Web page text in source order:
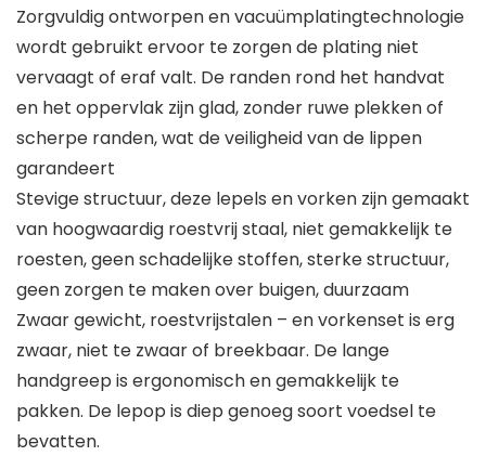
Zorgvuldig ontworpen en vacuümplatingtechnologie
wordt gebruikt ervoor te zorgen de plating niet
vervaagt of eraf valt. De randen rond het handvat
en het oppervlak zijn glad, zonder ruwe plekken of
scherpe randen, wat de veiligheid van de lippen
garandeert
Stevige structuur, deze lepels en vorken zijn gemaakt
van hoogwaardig roestvrij staal, niet gemakkelijk te
roesten, geen schadelijke stoffen, sterke structuur,
geen zorgen te maken over buigen, duurzaam
Zwaar gewicht, roestvrijstalen – en vorkenset is erg
zwaar, niet te zwaar of breekbaar. De lange
handgreep is ergonomisch en gemakkelijk te
pakken. De lepop is diep genoeg soort voedsel te
bevatten.